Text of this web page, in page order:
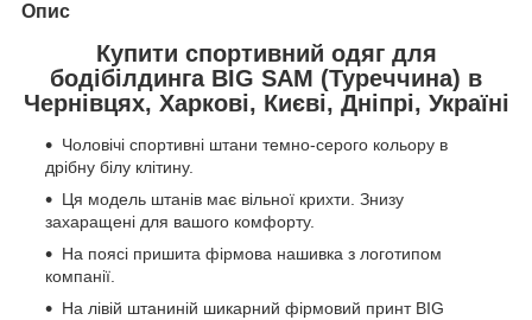
Опис
Купити спортивний одяг для
бодібілдинга BIG SAM (Туреччина) в
Чернівцях, Харкові, Києві, Дніпрі, Україні
Чоловічі спортивні штани темно-серого кольору в
дрібну білу клітину.
Ця модель штанів має вільної крихти. Знизу
захаращені для вашого комфорту.
На поясі пришита фірмова нашивка з логотипом
компанії.
На лівій штаниній шикарний фірмовий принт BIG